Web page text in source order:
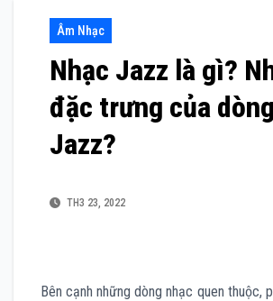
Âm Nhạc
Nhạc Jazz là gì?
đặc trưng của
Jazz?
TH3 23, 2022
Bên cạnh những dòng nhạc quen thuộc,